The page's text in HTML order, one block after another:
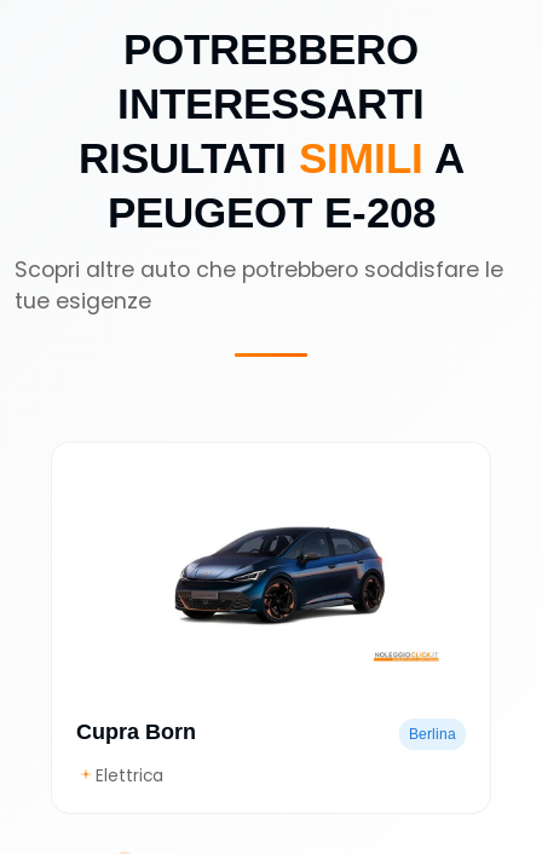
POTREBBERO
INTERESSARTI
RISULTATI SIMILI A
PEUGEOT E-208
Scopri altre auto che potrebbero soddisfare le
tue esigenze
Cupra Born Berlina
Elettrica